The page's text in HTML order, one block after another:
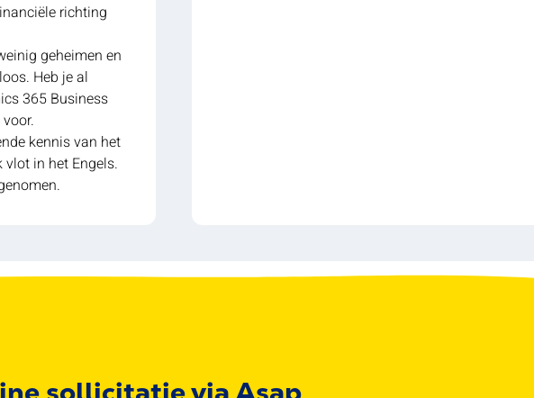
richting
geheimen en
Heb je al
365 Business
kennis van het
in het Engels.